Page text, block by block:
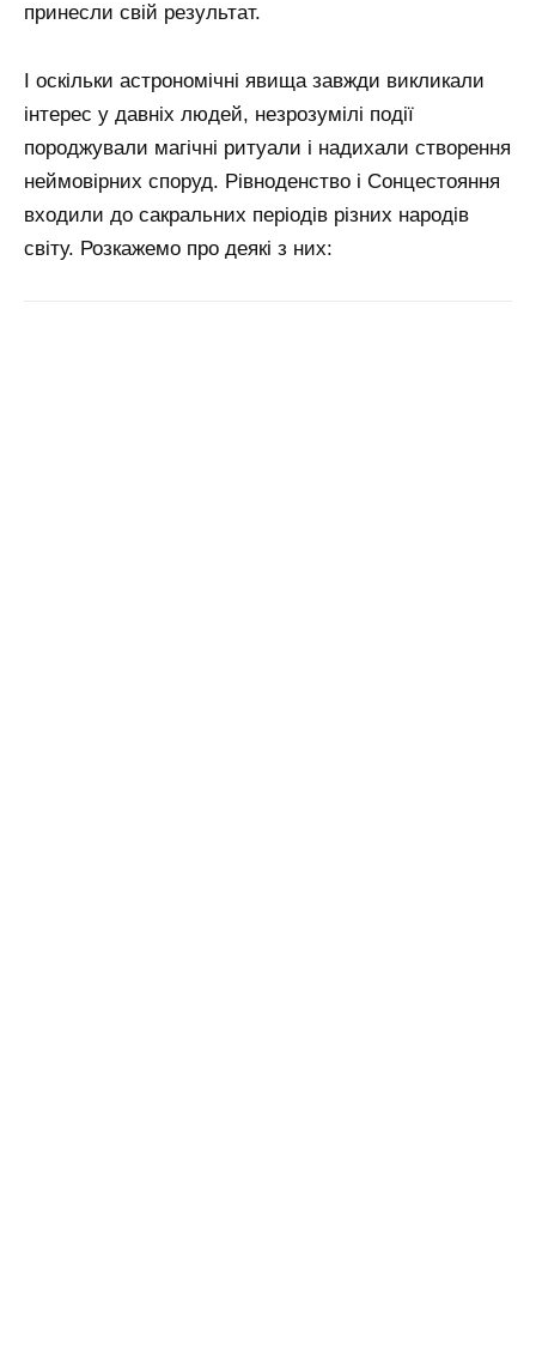
принесли свій результат.
І оскільки астрономічні явища завжди викликали
інтерес у давніх людей, незрозумілі події
породжували магічні ритуали і надихали створення
неймовірних споруд. Рівноденство і Сонцестояння
входили до сакральних періодів різних народів
світу. Розкажемо про деякі з них: